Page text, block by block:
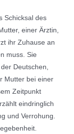
Schicksal des
einer Ärztin,
ihr Zuhause an
muss. Sie
Deutschen,
Mutter bei einer
Zeitpunkt
eindringlich
und Verrohung.